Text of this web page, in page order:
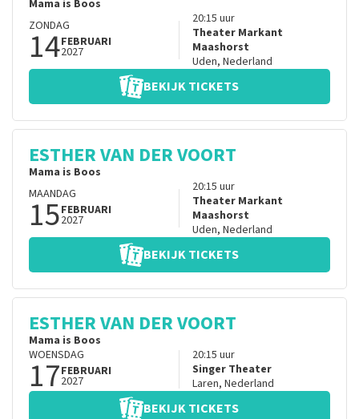
Mama is Boos
ZONDAG
14FEBRUARI
2027
20:15 uur
Theater Markant
Maashorst
Uden, Nederland
BEKIJK TICKETS
ESTHER VAN DER VOORT
Mama is Boos
MAANDAG
15FEBRUARI
2027
20:15 uur
Theater Markant
Maashorst
Uden, Nederland
BEKIJK TICKETS
ESTHER VAN DER VOORT
Mama is Boos
WOENSDAG
17FEBRUARI
2027
20:15 uur
Singer Theater
Laren, Nederland
BEKIJK TICKETS